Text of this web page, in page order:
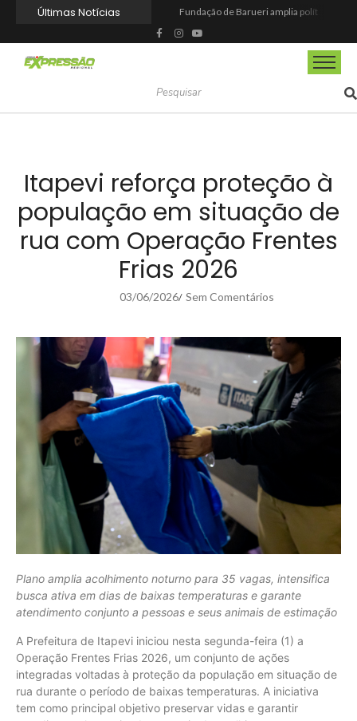
Últimas Notícias
Itapevi melhora nota no IDEB 2025 e registra maior evolução educacional da região
Prefeitura de Mairinque promove palestra em alusão ao Agosto Lilás no CRAS Vila Barreto
Banco do Povo Paulista oferece crédito para impulsionar empreendedores de Mairinque
Itapevi reforça proteção à
população em situação de
rua com Operação Frentes
Frias 2026
03/06/2026/ Sem Comentários
Plano amplia acolhimento noturno para 35 vagas, intensifica
busca ativa em dias de baixas temperaturas e garante
atendimento conjunto a pessoas e seus animais de estimação
A Prefeitura de Itapevi iniciou nesta segunda-feira (1) a
Operação Frentes Frias 2026, um conjunto de ações
integradas voltadas à proteção da população em situação de
rua durante o período de baixas temperaturas. A iniciativa
tem como principal objetivo preservar vidas e garantir